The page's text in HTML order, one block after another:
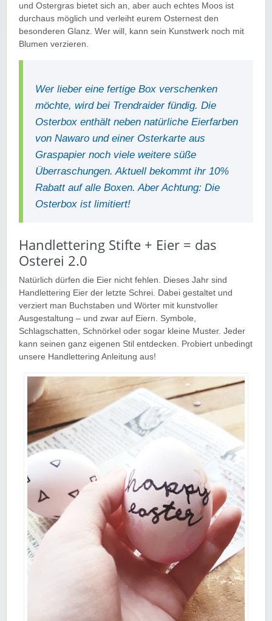
und Ostergras bietet sich an, aber auch echtes Moos ist
durchaus möglich und verleiht eurem Osternest den
besonderen Glanz. Wer will, kann sein Kunstwerk noch mit
Blumen verzieren.
Wer lieber eine fertige Box verschenken
möchte, wird bei Trendraider fündig. Die
Osterbox enthält neben natürliche Eierfarben
von Nawaro und einer Osterkarte aus
Graspapier noch viele weitere süße
Überraschungen. Aktuell bekommt ihr 10%
Rabatt auf alle Boxen. Aber Achtung: Die
Osterbox ist limitiert!
Handlettering Stifte + Eier = das
Osterei 2.0
Natürlich dürfen die Eier nicht fehlen. Dieses Jahr sind
Handlettering Eier der letzte Schrei. Dabei gestaltet und
verziert man Buchstaben und Wörter mit kunstvoller
Ausgestaltung – und zwar auf Eiern. Symbole,
Schlagschatten, Schnörkel oder sogar kleine Muster. Jeder
kann seinen ganz eigenen Stil entdecken. Probiert unbedingt
unsere Handlettering Anleitung aus!